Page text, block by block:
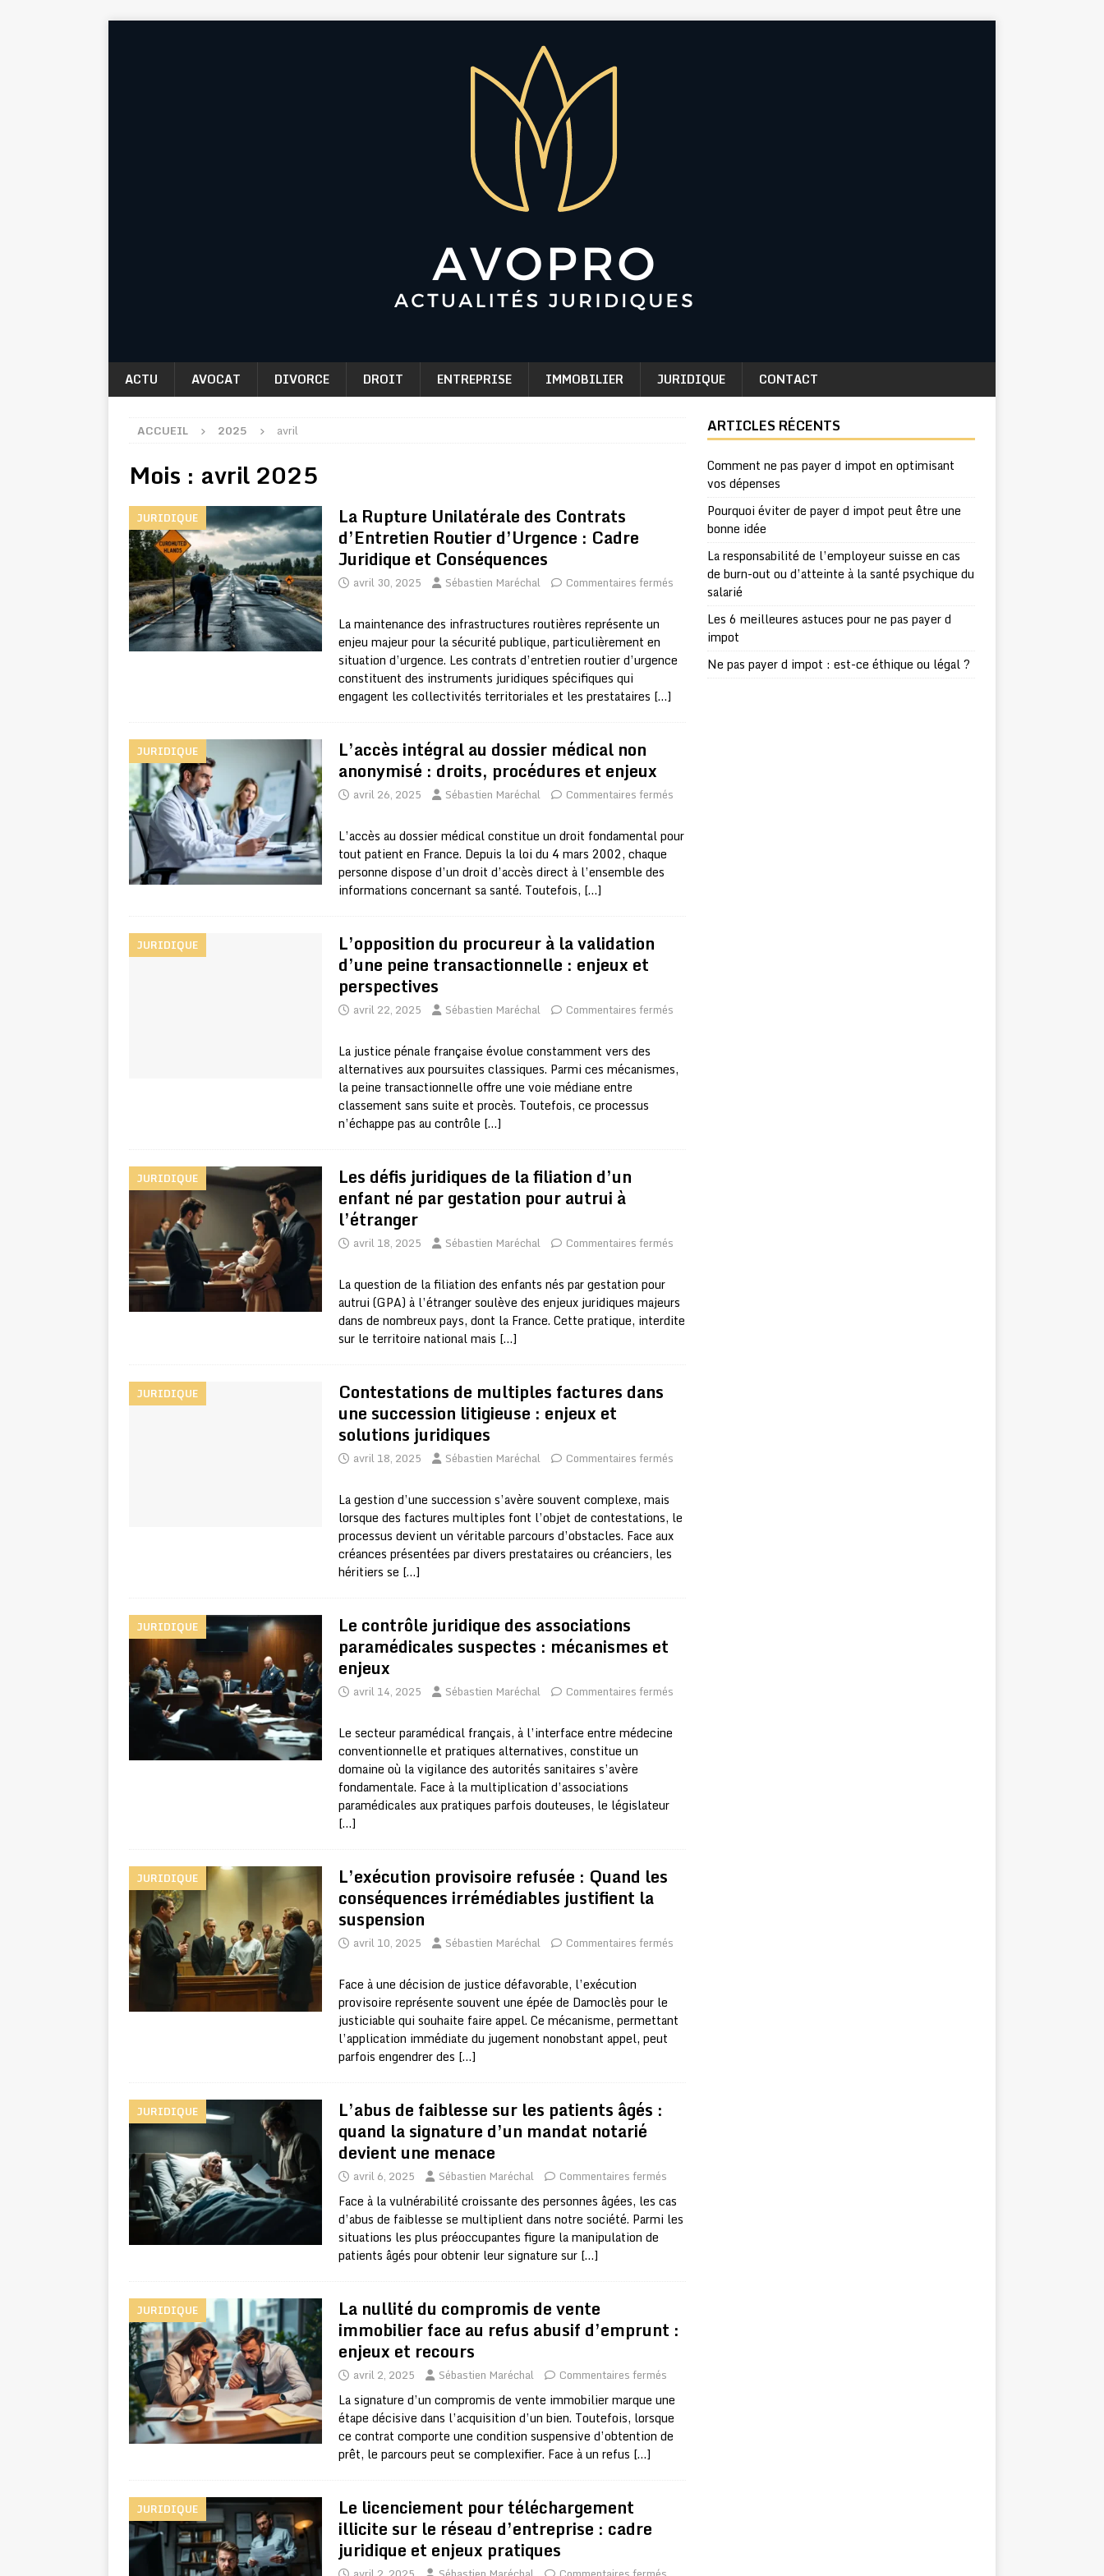
ACTU AVOCAT DIVORCE DROIT ENTREPRISE IMMOBILIER JURIDIQUE CONTACT
ACCUEIL 2025 avril
Mois : avril 2025
JURIDIQUE La Rupture Unilatérale des Contrats
d’Entretien Routier d’Urgence : Cadre
Juridique et Conséquences
avril 30, 2025 Sébastien Maréchal Commentaires fermés
La maintenance des infrastructures routières représente un
enjeu majeur pour la sécurité publique, particulièrement en
situation d’urgence. Les contrats d’entretien routier d’urgence
constituent des instruments juridiques spécifiques qui
engagent les collectivités territoriales et les prestataires […]
JURIDIQUE L’accès intégral au dossier médical non
anonymisé : droits, procédures et enjeux
avril 26, 2025 Sébastien Maréchal Commentaires fermés
L’accès au dossier médical constitue un droit fondamental pour
tout patient en France. Depuis la loi du 4 mars 2002, chaque
personne dispose d’un droit d’accès direct à l’ensemble des
informations concernant sa santé. Toutefois, […]
JURIDIQUE L’opposition du procureur à la validation
d’une peine transactionnelle : enjeux et
perspectives
avril 22, 2025 Sébastien Maréchal Commentaires fermés
La justice pénale française évolue constamment vers des
alternatives aux poursuites classiques. Parmi ces mécanismes,
la peine transactionnelle offre une voie médiane entre
classement sans suite et procès. Toutefois, ce processus
n’échappe pas au contrôle […]
JURIDIQUE Les défis juridiques de la filiation d’un
enfant né par gestation pour autrui à
l’étranger
avril 18, 2025 Sébastien Maréchal Commentaires fermés
La question de la filiation des enfants nés par gestation pour
autrui (GPA) à l’étranger soulève des enjeux juridiques majeurs
dans de nombreux pays, dont la France. Cette pratique, interdite
sur le territoire national mais […]
JURIDIQUE Contestations de multiples factures dans
une succession litigieuse : enjeux et
solutions juridiques
avril 18, 2025 Sébastien Maréchal Commentaires fermés
La gestion d’une succession s’avère souvent complexe, mais
lorsque des factures multiples font l’objet de contestations, le
processus devient un véritable parcours d’obstacles. Face aux
créances présentées par divers prestataires ou créanciers, les
héritiers se […]
JURIDIQUE Le contrôle juridique des associations
paramédicales suspectes : mécanismes et
enjeux
avril 14, 2025 Sébastien Maréchal Commentaires fermés
Le secteur paramédical français, à l’interface entre médecine
conventionnelle et pratiques alternatives, constitue un
domaine où la vigilance des autorités sanitaires s’avère
fondamentale. Face à la multiplication d’associations
paramédicales aux pratiques parfois douteuses, le législateur
[…]
JURIDIQUE L’exécution provisoire refusée : Quand les
conséquences irrémédiables justifient la
suspension
avril 10, 2025 Sébastien Maréchal Commentaires fermés
Face à une décision de justice défavorable, l’exécution
provisoire représente souvent une épée de Damoclès pour le
justiciable qui souhaite faire appel. Ce mécanisme, permettant
l’application immédiate du jugement nonobstant appel, peut
parfois engendrer des […]
JURIDIQUE L’abus de faiblesse sur les patients âgés :
quand la signature d’un mandat notarié
devient une menace
avril 6, 2025 Sébastien Maréchal Commentaires fermés
Face à la vulnérabilité croissante des personnes âgées, les cas
d’abus de faiblesse se multiplient dans notre société. Parmi les
situations les plus préoccupantes figure la manipulation de
patients âgés pour obtenir leur signature sur […]
JURIDIQUE La nullité du compromis de vente
immobilier face au refus abusif d’emprunt :
enjeux et recours
avril 2, 2025 Sébastien Maréchal Commentaires fermés
La signature d’un compromis de vente immobilier marque une
étape décisive dans l’acquisition d’un bien. Toutefois, lorsque
ce contrat comporte une condition suspensive d’obtention de
prêt, le parcours peut se complexifier. Face à un refus […]
JURIDIQUE Le licenciement pour téléchargement
illicite sur le réseau d’entreprise : cadre
juridique et enjeux pratiques
ARTICLES RÉCENTS
Comment ne pas payer d impot en optimisant
vos dépenses
Pourquoi éviter de payer d impot peut être une
bonne idée
La responsabilité de l’employeur suisse en cas
de burn-out ou d’atteinte à la santé psychique du
salarié
Les 6 meilleures astuces pour ne pas payer d
impot
Ne pas payer d impot : est-ce éthique ou légal ?